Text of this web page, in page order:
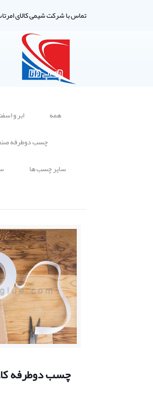
تماس با شرکت شیمی کالای
همه ابر و
چسب دوطرفه
سایر چسب ها
چسب دوطرفه